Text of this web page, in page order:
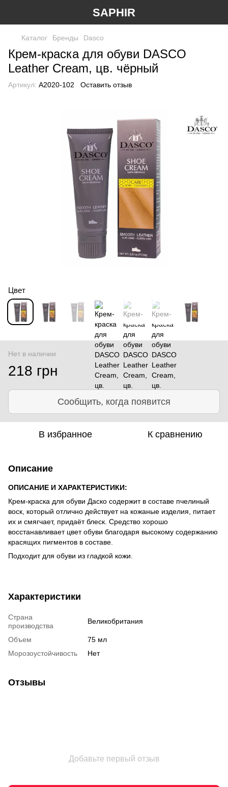
SAPHIR
Каталог Бренды Dasco
Крем-краска для обуви DASCO
Leather Cream, цв. чёрный
Артикул: А2020-102 Оставить отзыв
Цвет
Нет в наличии
218 грн
Сообщить, когда появится
В избранное К сравнению
Описание
ОПИСАНИЕ И ХАРАКТЕРИСТИКИ:
Крем-краска для обуви Даско содержит в составе пчелиный
воск, который отлично действует на кожаные изделия, питает
их и смягчает, придаёт блеск. Средство хорошо
восстанавливает цвет обуви благодаря высокому содержанию
красящих пигментов в составе.
Подходит для обуви из гладкой кожи.
Характеристики
Страна
производства
Великобритания
Объем
75 мл
Морозоустойчивость
Нет
Отзывы
Добавьте первый отзыв